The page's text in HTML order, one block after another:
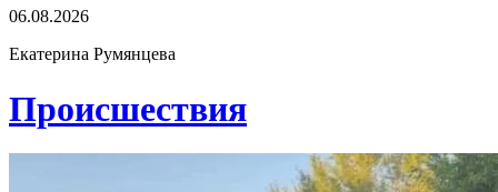
06.08.2026
Екатерина Румянцева
Проиcшествия